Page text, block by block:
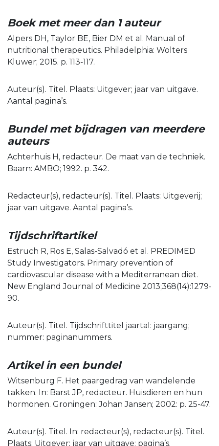
Boek met meer dan 1 auteur
Alpers DH, Taylor BE, Bier DM et al. Manual of
nutritional therapeutics. Philadelphia: Wolters
Kluwer; 2015. p. 113-117.
Auteur(s). Titel. Plaats: Uitgever; jaar van uitgave.
Aantal pagina’s.
Bundel met bijdragen van meerdere
auteurs
Achterhuis H, redacteur. De maat van de techniek.
Baarn: AMBO; 1992. p. 342.
Redacteur(s), redacteur(s). Titel. Plaats: Uitgeverij;
jaar van uitgave. Aantal pagina’s.
Tijdschriftartikel
Estruch R, Ros E, Salas-Salvadó et al. PREDIMED
Study Investigators. Primary prevention of
cardiovascular disease with a Mediterranean diet.
New England Journal of Medicine 2013;368(14):1279-
90.
Auteur(s). Titel. Tijdschrifttitel jaartal: jaargang;
nummer: paginanummers.
Artikel in een bundel
Witsenburg F. Het paargedrag van wandelende
takken. In: Barst JP, redacteur. Huisdieren en hun
hormonen. Groningen: Johan Jansen; 2002: p. 25-47.
Auteur(s). Titel. In: redacteur(s), redacteur(s). Titel.
Plaats: Uitgever; jaar van uitgave: pagina’s.